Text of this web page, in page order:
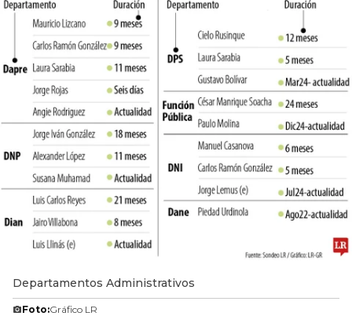
Departamentos Administrativos
Foto:Gráfico LR